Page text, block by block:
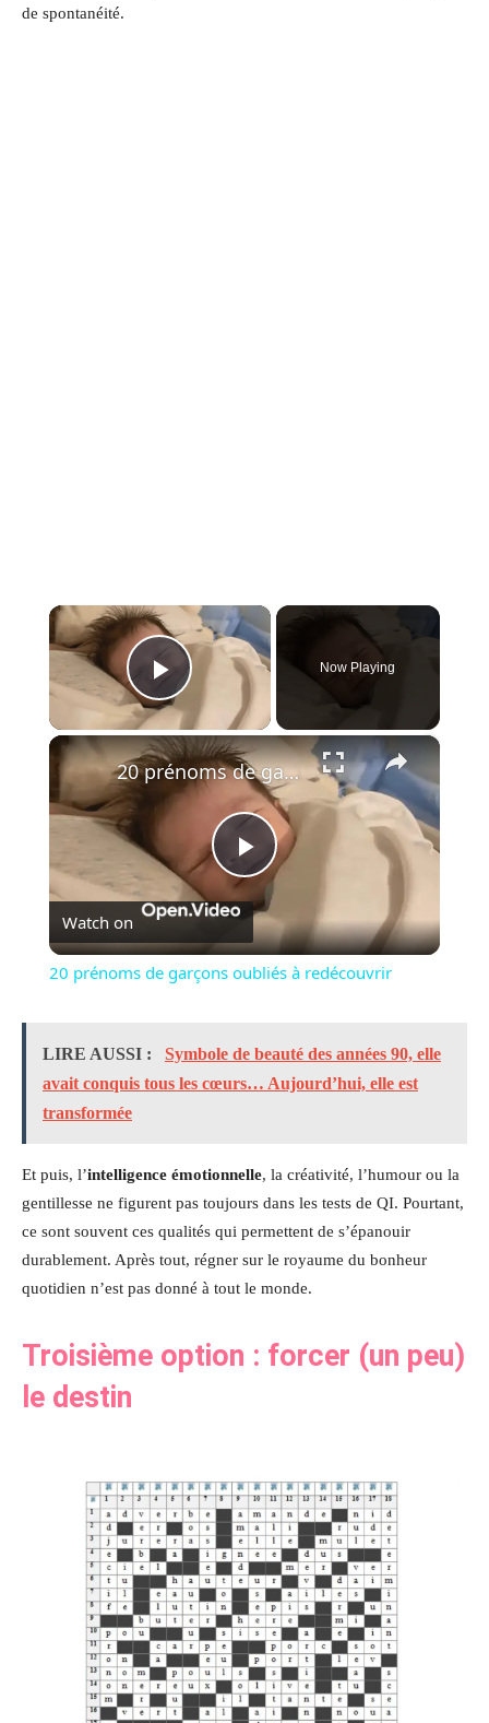
de spontanéité.
×
Play Video
Now Playing
×
Play
Video
20 prénoms de garçons oubliés à redécouvrir
Watch on
20 prénoms de garçons oubliés à redécouvrir
LIRE AUSSI :
Symbole de beauté des années 90, elle
avait conquis tous les cœurs… Aujourd’hui, elle est
transformée
Et puis, l’intelligence émotionnelle, la créativité, l’humour ou la
gentillesse ne figurent pas toujours dans les tests de QI. Pourtant,
ce sont souvent ces qualités qui permettent de s’épanouir
durablement. Après tout, régner sur le royaume du bonheur
quotidien n’est pas donné à tout le monde.
Troisième option : forcer (un peu)
le destin